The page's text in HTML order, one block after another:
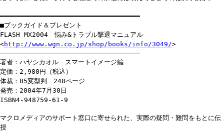
━━━━━━━━━━━━━━━━━━━━━━━━━━━━━━━━━━━
■ブックガイド＆プレゼント
FLASH MX2004 悩み&トラブル撃退マニュアル
<http://www.wgn.co.jp/shop/books/info/3049/>
───────────────────────────────────
著者：ハヤシカオル スマートイメージ編
定価：2,980円（税込）
体裁：B5変型判 248ページ
発売：2004年7月30日
ISBN4-948759-61-9
マクロメディアのサポート窓口に寄せられた、実際の疑問・難問をもとに伝
授